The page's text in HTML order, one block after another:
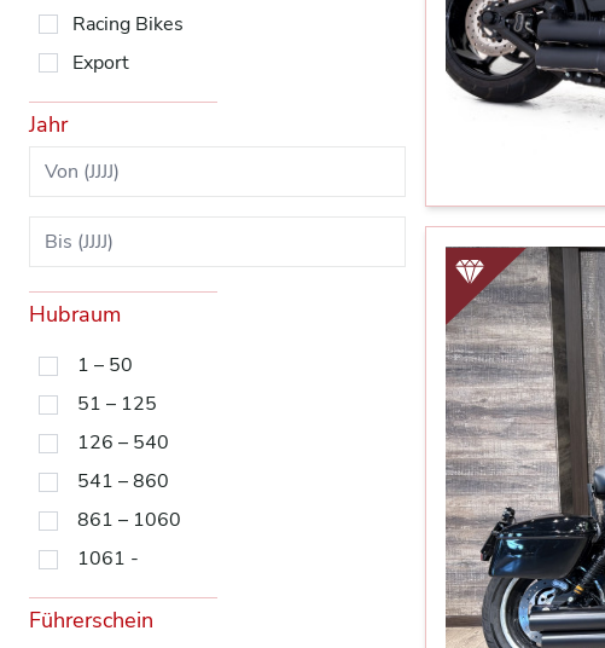
Racing Bikes
Export
Jahr
Hubraum
1 – 50
51 – 125
126 – 540
541 – 860
861 – 1060
1061 -
Führerschein